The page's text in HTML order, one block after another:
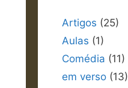
Artigos (25)
Aulas (1)
Comédia (11)
em verso (13)